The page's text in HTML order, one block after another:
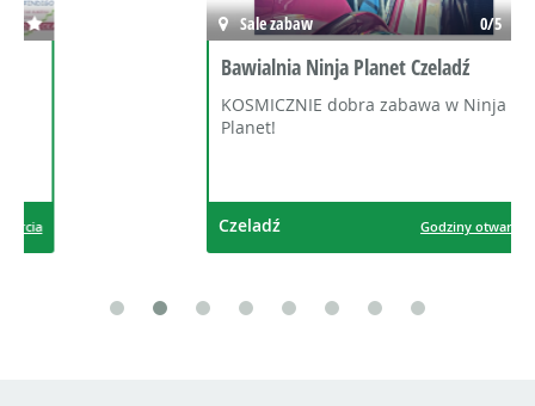
Sale zabaw 0/5
Bawialnia Ninja Planet Czeladź
KOSMICZNIE dobra zabawa w Ninja
Godziny otwarcia